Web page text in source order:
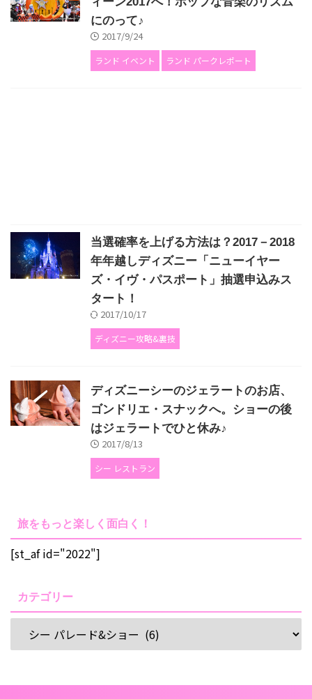
にのって♪
2017/9/24
ランド イベント ランド パークレポート
当選確率を上げる方法は？2017－2018
年年越しディズニー「ニューイヤー
ズ・イヴ・パスポート」抽選申込みス
タート！
2017/10/17
ディズニー攻略&裏技
ディズニーシーのジェラートのお店、
ゴンドリエ・スナックへ。ショーの後
はジェラートでひと休み♪
2017/8/13
シー レストラン
旅をもっと楽しく面白く！
[st_af id="2022"]
カテゴリー